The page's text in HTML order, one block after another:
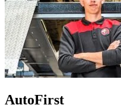
AutoFirst